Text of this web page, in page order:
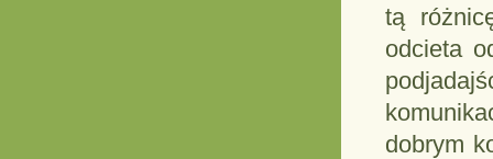
tą
odcieta
dobrym